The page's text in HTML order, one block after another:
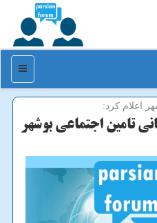
منو
اعلام كرد:
تومانی تامین اجتماعی بوشهر